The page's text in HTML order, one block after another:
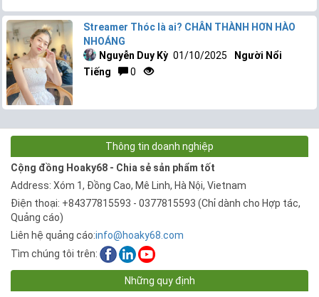
Streamer Thóc là ai? CHÂN THÀNH HƠN HÀO
NHOÁNG
Nguyễn Duy Kỳ 01/10/2025
Người Nổi
Tiếng
0
Thông tin doanh nghiệp
Cộng đồng Hoaky68 - Chia sẻ sản phẩm tốt
Address: Xóm 1, Đồng Cao, Mê Linh, Hà Nội, Vietnam
Điện thoại: +84377815593 - 0377815593 (Chỉ dành cho Hợp tác,
Quảng cáo)
Liên hệ quảng cáo:info@hoaky68.com
Tìm chúng tôi trên:
Những quy định